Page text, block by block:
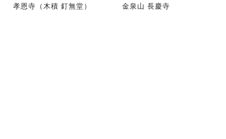
孝恩寺（木積 釘無堂） 金泉山 長慶寺